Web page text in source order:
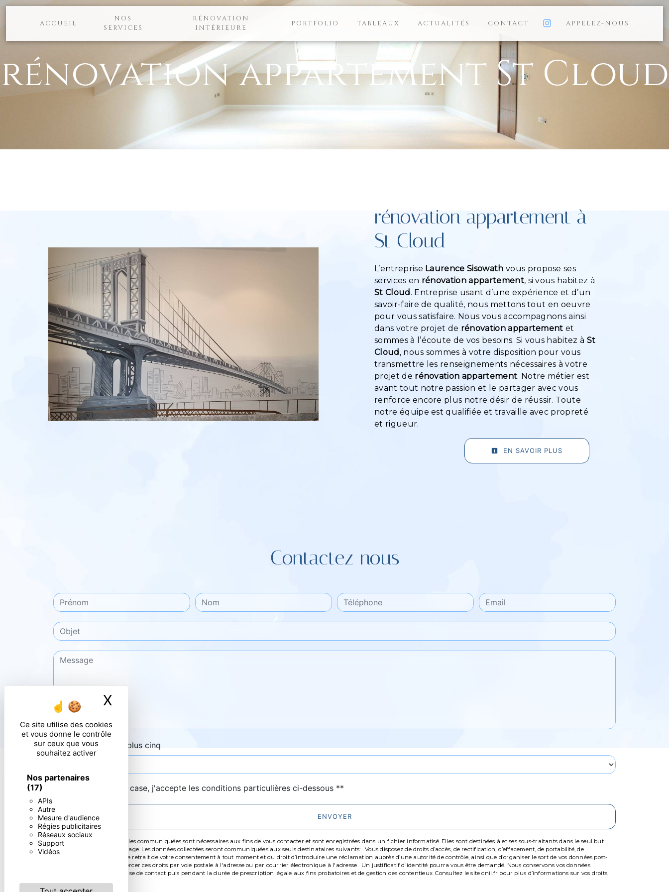
Panneau de gestion des cookies
Ce site utilise des cookies
et vous donne le contrôle
sur ceux que vous
souhaitez activer
Nos partenaires
(17)
APIs
Autre
Mesure d'audience
Régies publicitaires
Réseaux sociaux
Support
Vidéos
X
ACCUEIL
NOS
SERVICES
RÉNOVATION
INTÉRIEURE
PORTFOLIO TABLEAUX ACTUALITÉS CONTACT APPELEZ-NOUS
rénovation appartement St Cloud
rénovation appartement à
St Cloud
L’entreprise Laurence Sisowath vous propose ses
services en rénovation appartement, si vous habitez à
St Cloud. Entreprise usant d’une expérience et d’un
savoir-faire de qualité, nous mettons tout en oeuvre
pour vous satisfaire. Nous vous accompagnons ainsi
dans votre projet de rénovation appartement et
sommes à l’écoute de vos besoins. Si vous habitez à St
Cloud, nous sommes à votre disposition pour vous
transmettre les renseignements nécessaires à votre
projet de rénovation appartement. Notre métier est
avant tout notre passion et le partager avec vous
renforce encore plus notre désir de réussir. Toute
notre équipe est qualifiée et travaille avec propreté
et rigueur.
EN SAVOIR PLUS
Contactez nous
Combien font zero plus cinq
En cochant cette case, j'accepte les conditions particulières ci-dessous **
ENVOYER
** Les données personnelles communiquées sont nécessaires aux fins de vous contacter et sont enregistrées dans un fichier informatisé. Elles sont destinées à et ses sous-traitants dans le seul but
de répondre à votre message. Les données collectées seront communiquées aux seuls destinataires suivants: . Vous disposez de droits d’accès, de rectification, d’effacement, de portabilité, de
limitation, d’opposition, de retrait de votre consentement à tout moment et du droit d’introduire une réclamation auprès d’une autorité de contrôle, ainsi que d’organiser le sort de vos données post-
mortem. Vous pouvez exercer ces droits par voie postale à l'adresse ou par courrier électronique à l'adresse . Un justificatif d'identité pourra vous être demandé. Nous conservons vos données
pendant la période de prise de contact puis pendant la durée de prescription légale aux fins probatoires et de gestion des contentieux. Consultez le site cnil.fr pour plus d’informations sur vos droits.